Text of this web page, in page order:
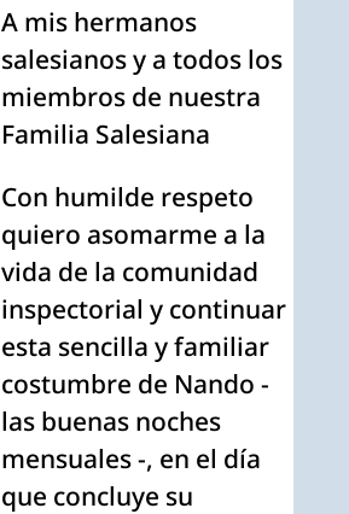
A mis hermanos
salesianos y a todos los
miembros de nuestra
Familia Salesiana
Con humilde respeto
quiero asomarme a la
vida de la comunidad
inspectorial y continuar
esta sencilla y familiar
costumbre de Nando -
las buenas noches
mensuales -, en el día
que concluye su